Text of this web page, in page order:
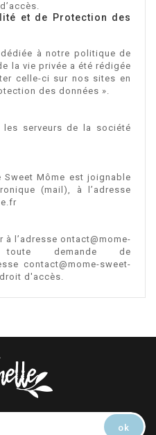
et de Protection des
à notre politique de
la vie privée a été rédigée
celle-ci sur nos sites en
des données ».
serveurs de la société
Sweet Môme est joignable
(mail), à l’adresse
à l’adresse ontact@mome-
demande de
contact@mome-sweet-
d'accès.